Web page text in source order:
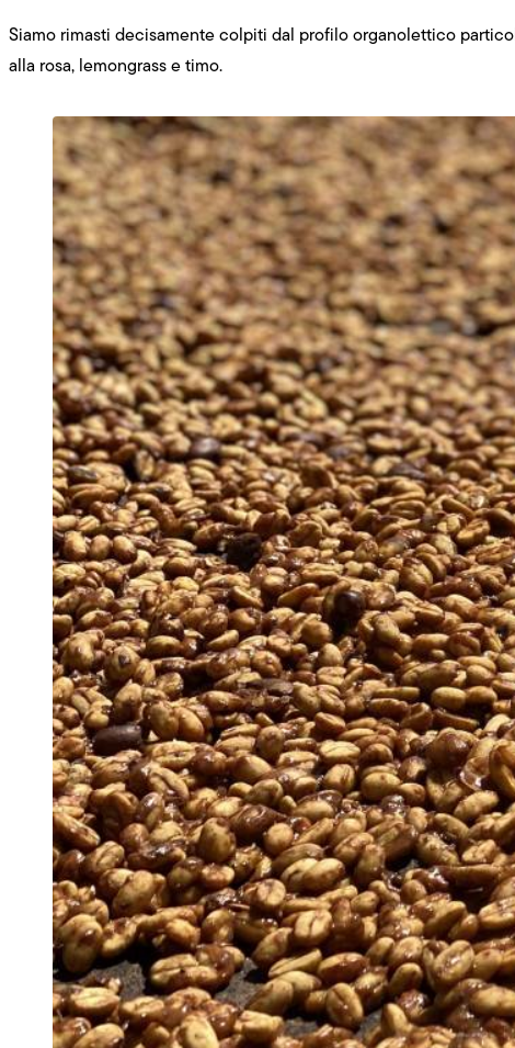
Siamo rimasti decisamente colpiti dal profilo organolettico
alla rosa, lemongrass e timo.